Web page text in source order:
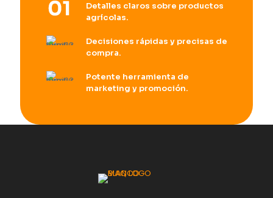
Detalles claros sobre productos
agrícolas.
Decisiones rápidas y precisas de
compra.
Potente herramienta de
marketing y promoción.